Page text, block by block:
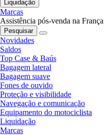
Liquidação
Marcas
Assistência pós-venda na França
Pesquisar
Novidades
Saldos
Top Case & Baús
Bagagem lateral
Bagagem suave
Fones de ouvido
Proteção e visibilidade
Navegação e comunicação
Equipamento do motociclista
Liquidação
Marcas